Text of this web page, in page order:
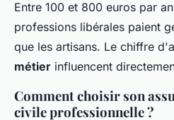
Entre 100 et 800 euros par
professions libérales paient
que les artisans. Le chiffre
métier influencent
Comment choisir son
civile professionnelle ?